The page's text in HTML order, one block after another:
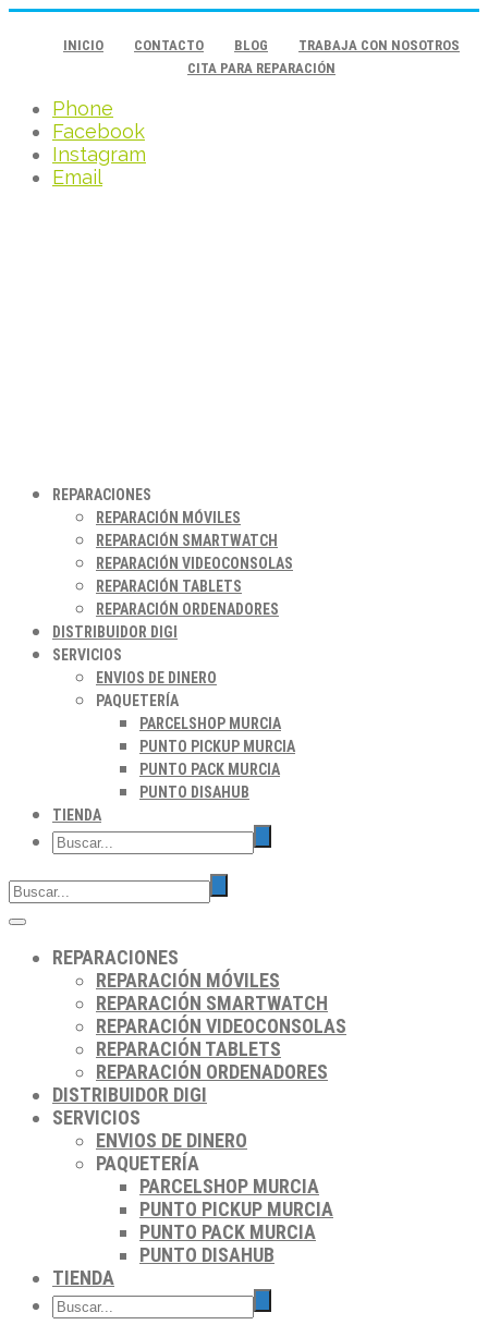
INICIO CONTACTO BLOG
TRABAJA CON NOSOTROS
CITA PARA REPARACIÓN
Phone
Facebook
Instagram
Email
REPARACIONES
REPARACIÓN MÓVILES
REPARACIÓN SMARTWATCH
REPARACIÓN VIDEOCONSOLAS
REPARACIÓN TABLETS
REPARACIÓN ORDENADORES
DISTRIBUIDOR DIGI
SERVICIOS
ENVIOS DE DINERO
PAQUETERÍA
PARCELSHOP MURCIA
PUNTO PICKUP MURCIA
PUNTO PACK MURCIA
PUNTO DISAHUB
TIENDA
REPARACIONES
REPARACIÓN MÓVILES
REPARACIÓN SMARTWATCH
REPARACIÓN VIDEOCONSOLAS
REPARACIÓN TABLETS
REPARACIÓN ORDENADORES
DISTRIBUIDOR DIGI
SERVICIOS
ENVIOS DE DINERO
PAQUETERÍA
PARCELSHOP MURCIA
PUNTO PICKUP MURCIA
PUNTO PACK MURCIA
PUNTO DISAHUB
TIENDA